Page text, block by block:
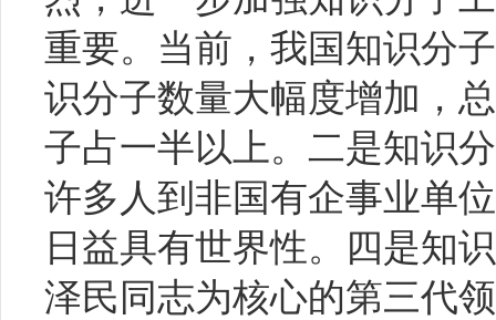
重要。当前，我国知识分
识分子数量大幅度增加，
子占一半以上。二是知识
许多人到非国有企事业单
日益具有世界性。四是知
泽民同志为核心的第三代